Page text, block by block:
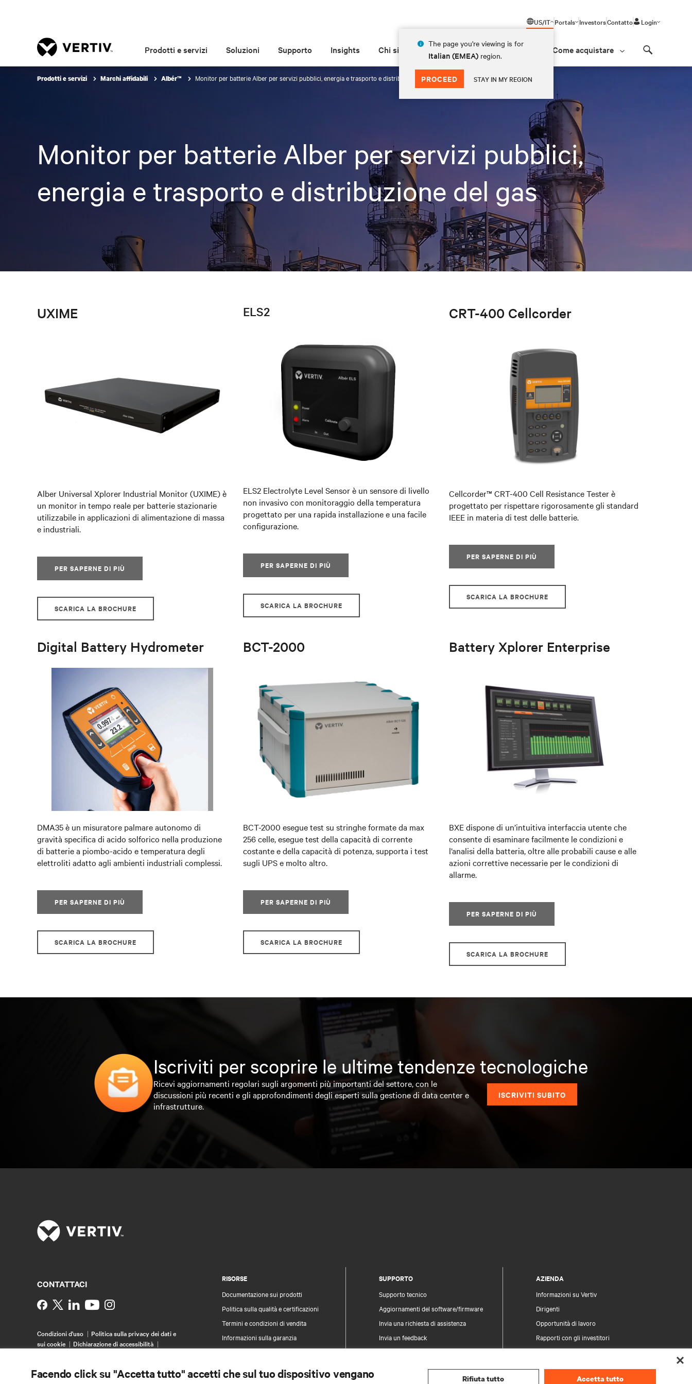
US/IT
The page you're viewing is for
Italian (EMEA) region.
PROCEED STAY IN MY REGION
Portals InvestorsContatto Login
Prodotti e servizi Soluzioni Supporto Insights Chi siamo Come acquistare
Prodotti e servizi Marchi affidabili Albér™ Monitor per batterie Alber per servizi pubblici, energia e trasporto e distribuzione del gas
Monitor per batterie Alber per servizi pubblici,
energia e trasporto e distribuzione del gas
UXIME
Alber Universal Xplorer Industrial Monitor (UXIME) è
un monitor in tempo reale per batterie stazionarie
utilizzabile in applicazioni di alimentazione di massa
e industriali.
PER SAPERNE DI PIÙ
SCARICA LA BROCHURE
ELS2
ELS2 Electrolyte Level Sensor è un sensore di livello
non invasivo con monitoraggio della temperatura
progettato per una rapida installazione e una facile
configurazione.
PER SAPERNE DI PIÙ
SCARICA LA BROCHURE
CRT-400 Cellcorder
Cellcorder™ CRT-400 Cell Resistance Tester è
progettato per rispettare rigorosamente gli standard
IEEE in materia di test delle batterie.
PER SAPERNE DI PIÙ
SCARICA LA BROCHURE
Digital Battery Hydrometer
DMA35 è un misuratore palmare autonomo di
gravità specifica di acido solforico nella produzione
di batterie a piombo-acido e temperatura degli
elettroliti adatto agli ambienti industriali complessi.
PER SAPERNE DI PIÙ
SCARICA LA BROCHURE
BCT-2000
BCT-2000 esegue test su stringhe formate da max
256 celle, esegue test della capacità di corrente
costante e della capacità di potenza, supporta i test
sugli UPS e molto altro.
PER SAPERNE DI PIÙ
SCARICA LA BROCHURE
Battery Xplorer Enterprise
BXE dispone di un’intuitiva interfaccia utente che
consente di esaminare facilmente le condizioni e
l’analisi della batteria, oltre alle probabili cause e alle
azioni correttive necessarie per le condizioni di
allarme.
PER SAPERNE DI PIÙ
SCARICA LA BROCHURE
Iscriviti per scoprire le ultime tendenze tecnologiche
Ricevi aggiornamenti regolari sugli argomenti più importanti del settore, con le
discussioni più recenti e gli approfondimenti degli esperti sulla gestione di data center e
infrastrutture.
ISCRIVITI SUBITO
RISORSE
Documentazione sui prodotti
Politica sulla qualità e certificazioni
Termini e condizioni di vendita
Informazioni sulla garanzia
SUPPORTO
Supporto tecnico
Aggiornamenti del software/firmware
Invia una richiesta di assistenza
Invia un feedback
Informazioni e sicurezza e dei prodotti
AZIENDA
Informazioni su Vertiv
Dirigenti
Opportunità di lavoro
Rapporti con gli investitori
CONTATTACI
Instagram
Condizioni d'uso
Politica sulla privacy dei dati e
sui cookie
Dichiarazione di accessibilità
Facendo click su "Accetta tutto" accetti che sul tuo dispositivo vengano Rifiuta tutto Accetta tutto